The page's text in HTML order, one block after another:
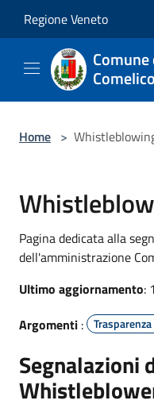
Regione Veneto
Comelico
Home >
Pagina dedicata alla
dell'amministrazione
Ultimo aggiornamento:
Argomenti :
Segnalazioni